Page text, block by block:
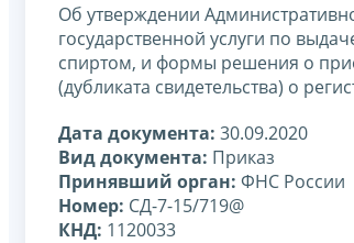
Об утверждении
государственной услуги по
спиртом, и формы решения о
(дубликата свидетельства) о
Дата документа: 30.09.2020
Вид документа: Приказ
Принявший орган: ФНС России
Номер: СД-7-15/719@
КНД: 1120033